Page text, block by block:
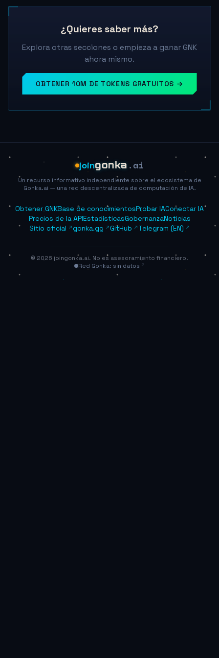
¿Quieres saber más?
Explora otras secciones o empieza a ganar GNK
ahora mismo.
OBTENER 10M DE TOKENS GRATUITOS →
joingonka .ai
Un recurso informativo independiente sobre el ecosistema de
Gonka.ai — una red descentralizada de computación de IA.
Obtener GNKBase de conocimientosProbar IAConectar IA
Precios de la APIEstadísticasGobernanzaNoticias
Sitio oficial
gonka.gg GitHub Telegram (EN)
© 2026 joingonka.ai. No es asesoramiento financiero.
Red Gonka: sin datos